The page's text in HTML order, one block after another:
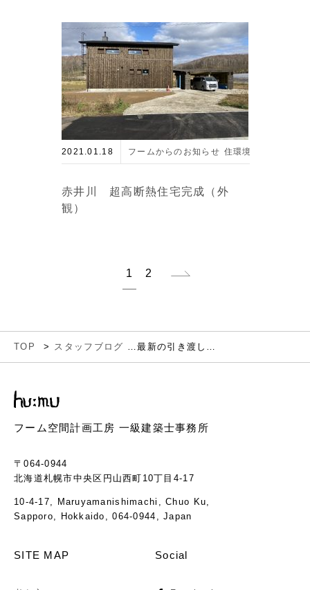
2021.01.18 フームからのお知らせ 住環境とエネルギー
赤井川 超高断熱住宅完成（外
観）
1 2
TOP スタッフブログ 最新の引き渡し物件
フーム空間計画工房 一級建築士事務所
〒064-0944
北海道札幌市中央区円山西町10丁目4-17
10-4-17, Maruyamanishimachi, Chuo Ku,
Sapporo, Hokkaido, 064-0944, Japan
SITE MAP Social